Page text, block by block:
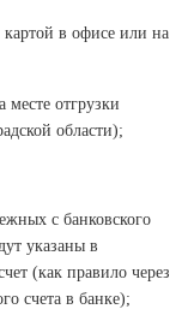
картой в офисе или на
месте отгрузки
области);
с банковского
указаны в
(как правило через
счета в банке);